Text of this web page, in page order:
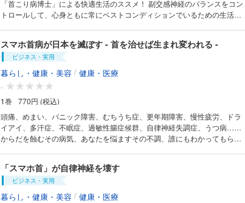
「首こり病博士」による快適生活のススメ！ 副交感神経のバランスをコン
トロールして、心身ともに常にベストコンディションでいるための生活習
スマホ首病が日本を滅ぼす - 首を治せば生まれ変われる -
ビジネス・実用
暮らし・健康・美容 / 健康・医療
-
1巻
770円 (税込)
頭痛、めまい、パニック障害、むちうち症、更年期障害、慢性疲労、ドラ
イアイ、多汗症、不眠症、過敏性腸症候群、自律神経失調症、うつ病……
からだを蝕むその病気、あなたを悩ますその不調、誰にもわかってもらえ
ンやスマホで首を酷使する現代人に“首こりドクター”が警鐘を鳴らしま
す。
「スマホ首」が自律神経を壊す
ビジネス・実用
暮らし・健康・美容 / 健康・医療